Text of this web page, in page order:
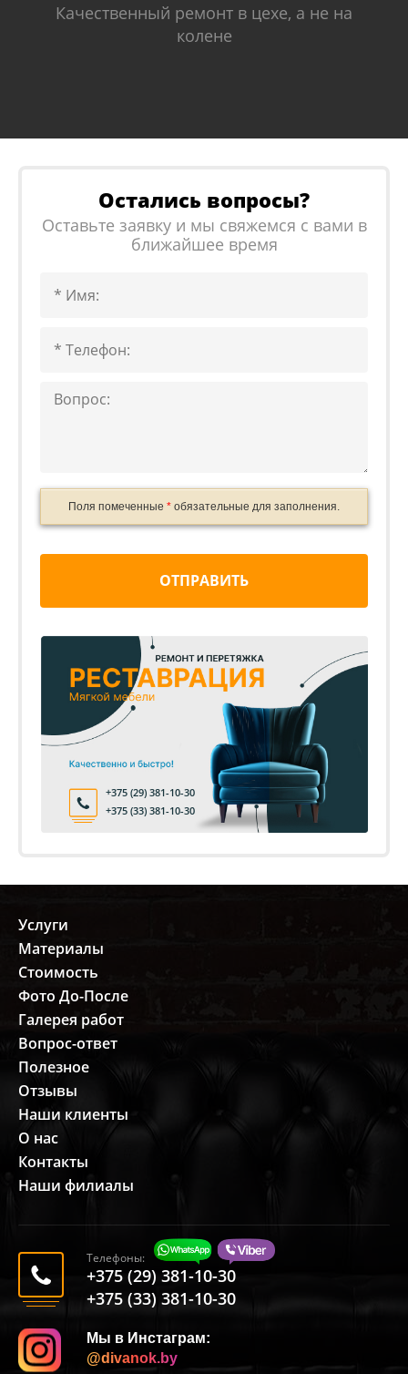
Качественный ремонт в цехе, а не на
колене
Остались вопросы?
Оставьте заявку и мы свяжемся с вами в
ближайшее время
Поля помеченные * обязательные для заполнения.
ОТПРАВИТЬ
+375 (29) 381-10-30
+375 (33) 381-10-30
Услуги
Материалы
Стоимость
Фото До-После
Галерея работ
Вопрос-ответ
Полезное
Отзывы
Наши клиенты
О нас
Контакты
Наши филиалы
Телефоны:
+375 (29) 381-10-30
+375 (33) 381-10-30
Мы в Инстаграм:
@divanok.by